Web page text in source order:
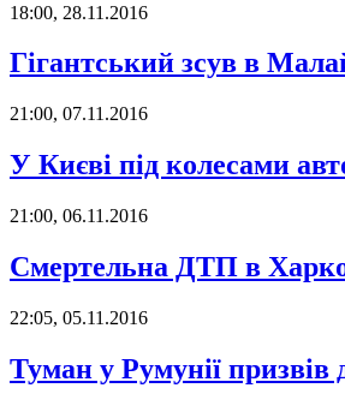
18:00, 28.11.2016
Гігантський зсув в
21:00, 07.11.2016
У Києві під колесами
21:00, 06.11.2016
Смертельна ДТП в
22:05, 05.11.2016
Туман у Румунії